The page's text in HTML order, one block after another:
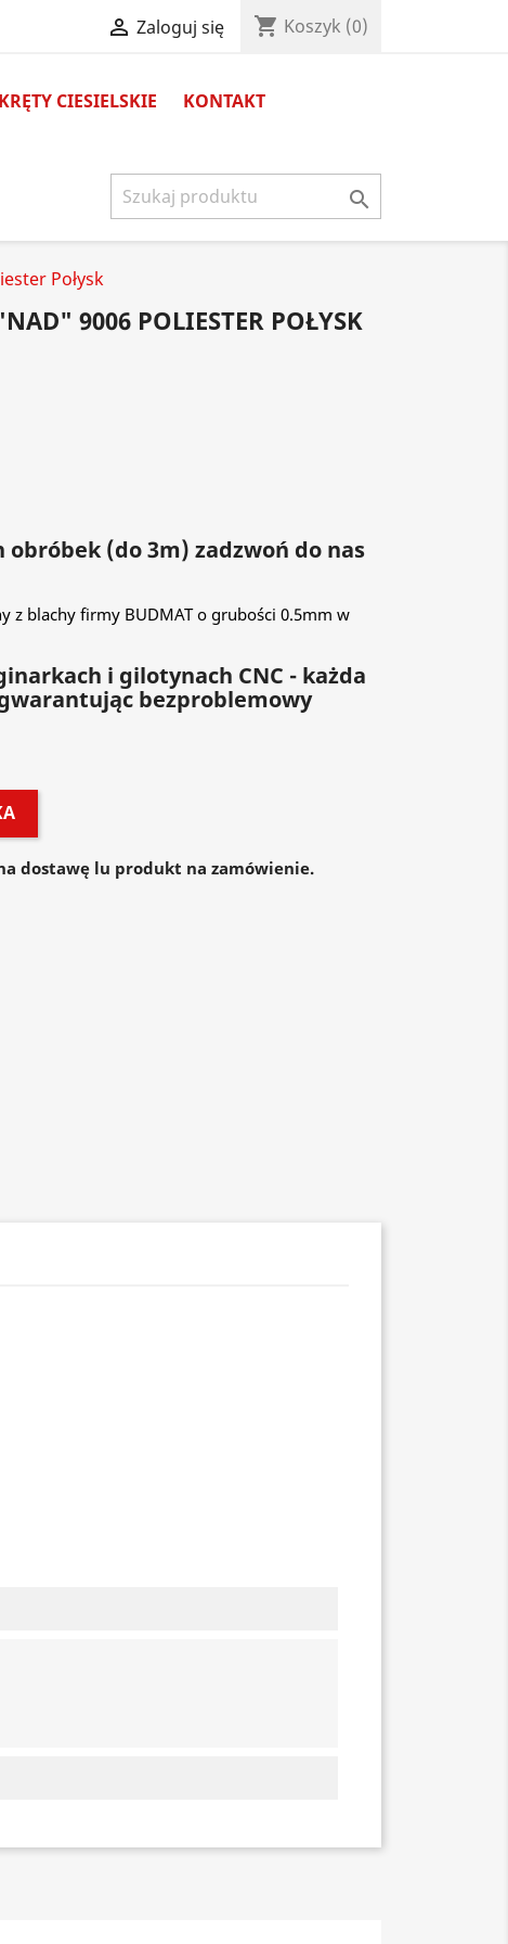
 Zaloguj się shopping_cart Koszyk (0)
CIESIELSKIE
KONTAKT

Połysk
9006 POLIESTER POŁYSK
obróbek (do 3m) zadzwoń do nas
z blachy firmy BUDMAT o grubości 0.5mm w
i gilotynach CNC - każda
bezproblemowy
dostawę lu produkt na zamówienie.